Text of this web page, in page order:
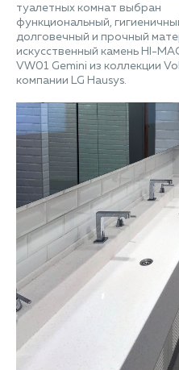
туалетных комнат выбран
функциональный,
долговечный и прочный
искусственный камень HI-
VW01 Gemini из коллекции
компании LG Hausys.